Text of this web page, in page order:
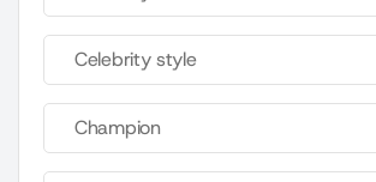
Celebrity style
Champion